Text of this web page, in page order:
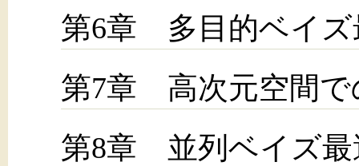
第6章 多目的ベイズ
第7章 高次元空間で
第8章 並列ベイズ最